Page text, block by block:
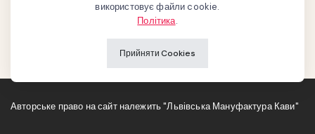
Авторське право на сайт належить "Львівська Мануфактура Кави"
використовує файли cookie.
Політика.
Прийняти Cookies